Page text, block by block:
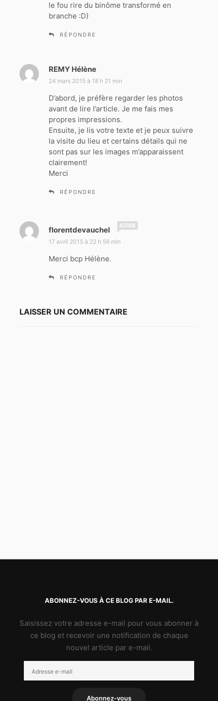
le fou rire du binôme transformé en
branche :D)
RÉPONDRE
REMY Hélène
i
:
24 mars 2015 à 18 h 21 min
D’abord, je préfère regarder les photos
avant de lire l’article. Je me fais mes
propres impressions.
Ensuite, je lis votre texte et je peux suivre
la visite du lieu et certains détails qui ne
sont pas sur les images m’apparaissent
clairement!
Merci
RÉPONDRE
florentdevauchel
17 avril 2015 à 22 h 56 min
Merci bcp Hélène.
RÉPONDRE
LAISSER UN COMMENTAIRE
ABONNEZ-VOUS À CE BLOG PAR E-MAIL.
Saisissez votre adresse e-mail pour vous abonner à
ce blog et recevoir une notification de chaque
nouvel article par e-mail.
e-
Abonnez-vous